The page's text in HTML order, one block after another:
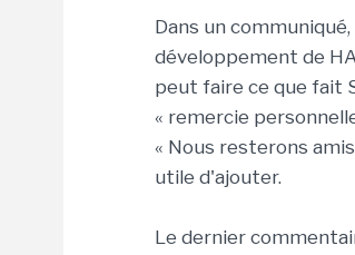
Dans un
développement de
peut faire ce que fait
« remercie
« Nous resterons
utile d'ajouter.
Le dernier